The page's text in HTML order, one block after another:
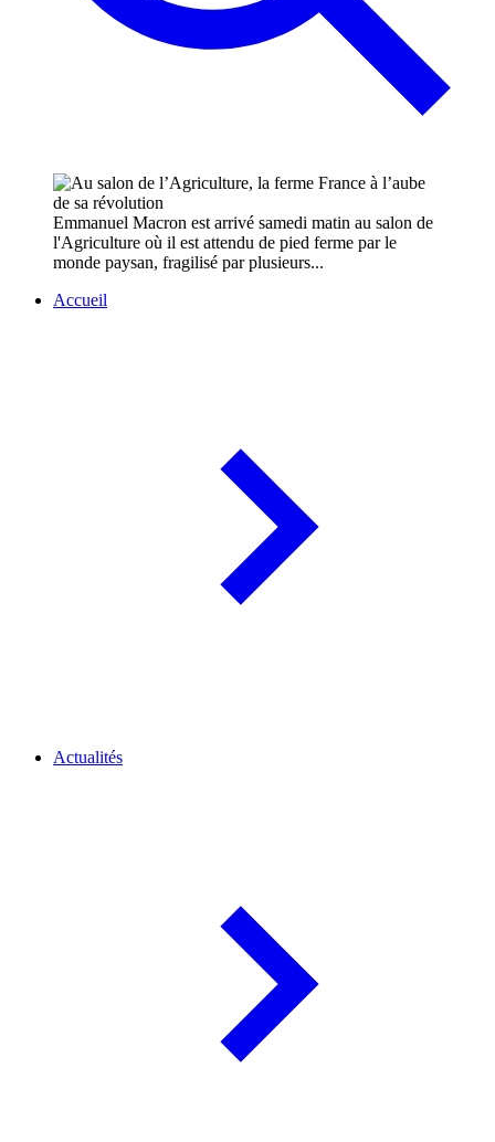
Emmanuel Macron est arrivé samedi matin au salon de
l'Agriculture où il est attendu de pied ferme par le
monde paysan, fragilisé par plusieurs...
Accueil
Actualités